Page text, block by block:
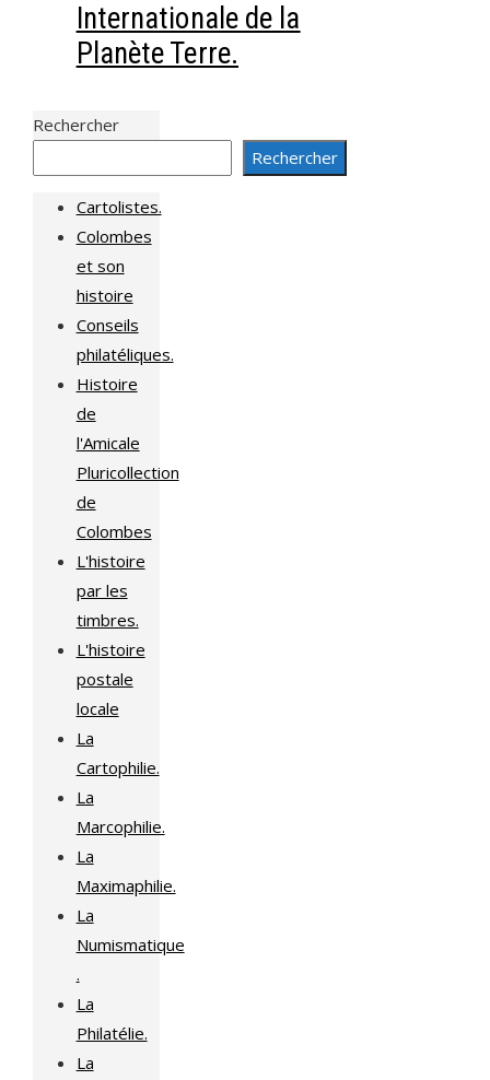
Internationale de la
Planète Terre.
Rechercher
Rechercher
Cartolistes.
Colombes
et son
histoire
Conseils
philatéliques.
Histoire
de
l'Amicale
Pluricollection
de
Colombes
L'histoire
par les
timbres.
L'histoire
postale
locale
La
Cartophilie.
La
Marcophilie.
La
Maximaphilie.
La
Numismatique
.
La
Philatélie.
La